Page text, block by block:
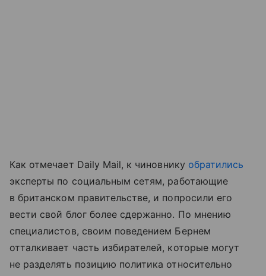
Как отмечает Daily Mail, к чиновнику обратились
эксперты по социальным сетям, работающие
в британском правительстве, и попросили его
вести свой блог более сдержанно. По мнению
специалистов, своим поведением Бернем
отталкивает часть избирателей, которые могут
не разделять позицию политика относительно